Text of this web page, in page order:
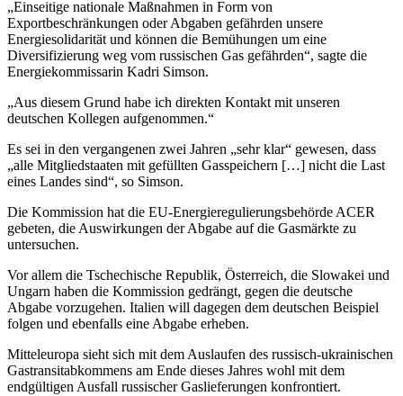
„Einseitige nationale Maßnahmen in Form von
Exportbeschränkungen oder Abgaben gefährden unsere
Energiesolidarität und können die Bemühungen um eine
Diversifizierung weg vom russischen Gas gefährden“, sagte die
Energiekommissarin Kadri Simson.
„Aus diesem Grund habe ich direkten Kontakt mit unseren
deutschen Kollegen aufgenommen.“
Es sei in den vergangenen zwei Jahren „sehr klar“ gewesen, dass
„alle Mitgliedstaaten mit gefüllten Gasspeichern […] nicht die Last
eines Landes sind“, so Simson.
Die Kommission hat die EU-Energieregulierungsbehörde ACER
gebeten, die Auswirkungen der Abgabe auf die Gasmärkte zu
untersuchen.
Vor allem die Tschechische Republik, Österreich, die Slowakei und
Ungarn haben die Kommission gedrängt, gegen die deutsche
Abgabe vorzugehen. Italien will dagegen dem deutschen Beispiel
folgen und ebenfalls eine Abgabe erheben.
Mitteleuropa sieht sich mit dem Auslaufen des russisch-ukrainischen
Gastransitabkommens am Ende dieses Jahres wohl mit dem
endgültigen Ausfall russischer Gaslieferungen konfrontiert.